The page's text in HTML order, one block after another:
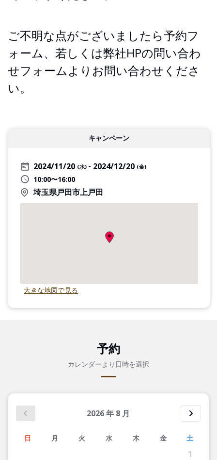
ご不明な点がございましたら予約フ
ォーム、若しくは弊社HPの問い合わ
せフォームよりお問い合わせくださ
い。
キャンペーン
2024/11/20 (水) 2024/12/20 (金)
10:00〜16:00
埼玉県戸田市上戸田
大きな地図で見る
予約
カレンダーより日時を選択
2026年 8 月
日 月 火 水 木 金 土
1